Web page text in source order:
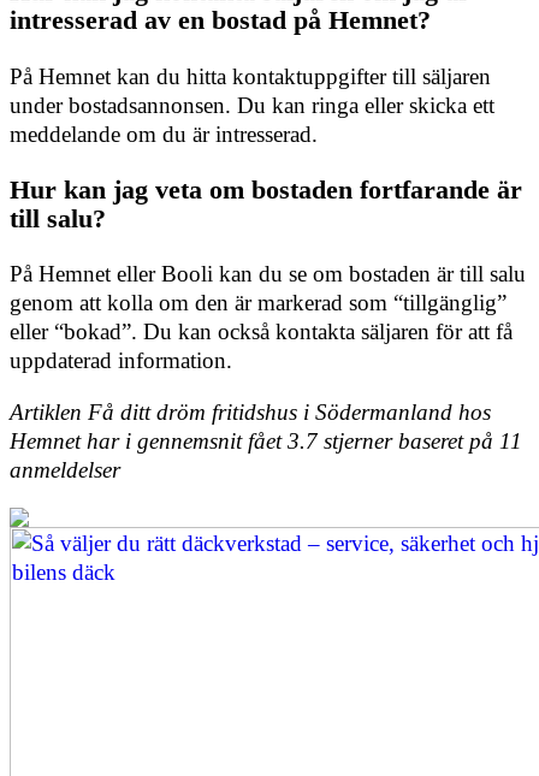
intresserad av en bostad på Hemnet?
På Hemnet kan du hitta kontaktuppgifter till säljaren
under bostadsannonsen. Du kan ringa eller skicka ett
meddelande om du är intresserad.
Hur kan jag veta om bostaden fortfarande är
till salu?
På Hemnet eller Booli kan du se om bostaden är till salu
genom att kolla om den är markerad som “tillgänglig”
eller “bokad”. Du kan också kontakta säljaren för att få
uppdaterad information.
Artiklen Få ditt dröm fritidshus i Södermanland hos
Hemnet har i gennemsnit fået3.7 stjerner baseret på 11
anmeldelser